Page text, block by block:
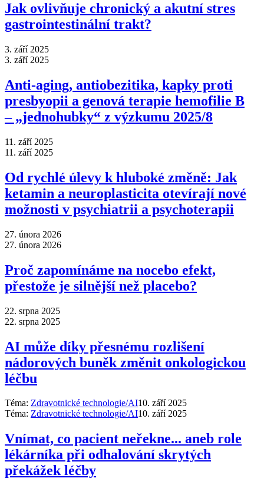
Jak ovlivňuje chronický a akutní stres
gastrointestinální trakt?
3. září 2025
3. září 2025
Anti‑aging, antiobezitika, kapky proti
presbyopii a genová terapie hemofilie B
–⁠ „jednohubky“ z výzkumu 2025/8
11. září 2025
11. září 2025
Od rychlé úlevy k hluboké změně: Jak
ketamin a neuroplasticita otevírají nové
možnosti v psychiatrii a psychoterapii
27. února 2026
27. února 2026
Proč zapomínáme na nocebo efekt,
přestože je silnější než placebo?
22. srpna 2025
22. srpna 2025
AI může díky přesnému rozlišení
nádorových buněk změnit onkologickou
léčbu
Téma: Zdravotnické technologie/AI10. září 2025
Téma: Zdravotnické technologie/AI10. září 2025
Vnímat, co pacient neřekne... aneb role
lékárníka při odhalování skrytých
překážek léčby